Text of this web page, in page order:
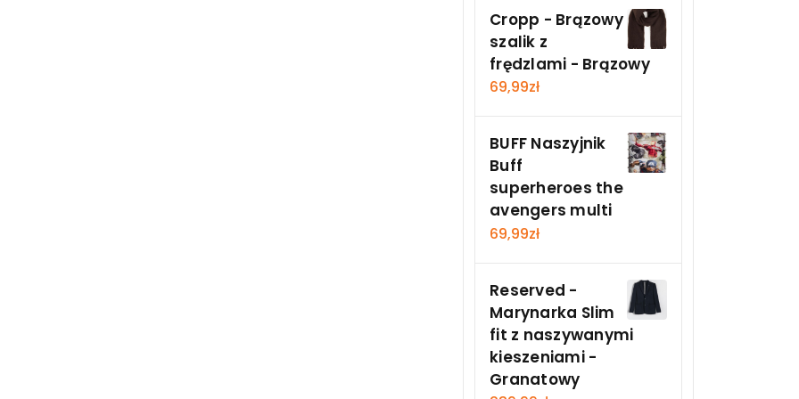
Cropp - Brązowy
szalik z
frędzlami - Brązowy
69,99zł
BUFF Naszyjnik
Buff
superheroes the
avengers multi
69,99zł
Reserved -
Marynarka Slim
fit z naszywanymi
kieszeniami -
Granatowy